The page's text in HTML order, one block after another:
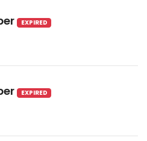
EXPIRED
EXPIRED